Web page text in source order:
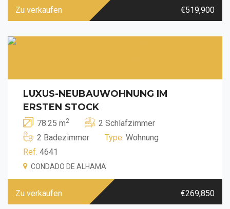
Zu verkaufen €519,900
LUXUS-NEUBAUWOHNUNG IM
ERSTEN STOCK
78.25 m2
2 Schlafzimmer
2 Badezimmer
Type: Wohnung
Ref. 4641
CONDADO DE ALHAMA
Zu verkaufen €269,850